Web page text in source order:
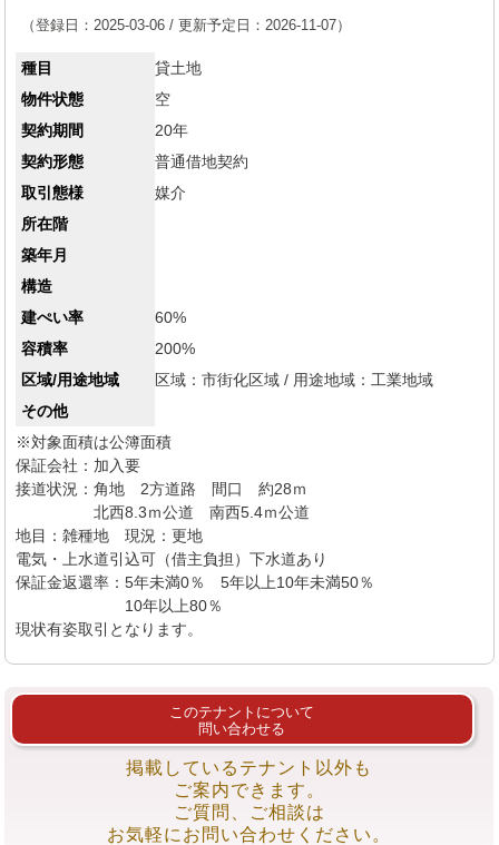
（登録日：2025-03-06 / 更新予定日：2026-11-07）
種目
貸土地
物件状態
空
契約期間
20年
契約形態
普通借地契約
取引態様
媒介
所在階
築年月
構造
建ぺい率
60%
容積率
200%
区域/用途地域
区域：市街化区域 / 用途地域：工業地域
その他
※対象面積は公簿面積
保証会社：加入要
接道状況：角地　2方道路　間口　約28ｍ
北西8.3ｍ公道　南西5.4ｍ公道
地目：雑種地　現況：更地
電気・上水道引込可（借主負担）下水道あり
保証金返還率：5年未満0％　5年以上10年未満50％
10年以上80％
このテナントについて
問い合わせる
掲載しているテナント以外も
ご案内できます。
ご質問、ご相談は
お気軽にお問い合わせください。